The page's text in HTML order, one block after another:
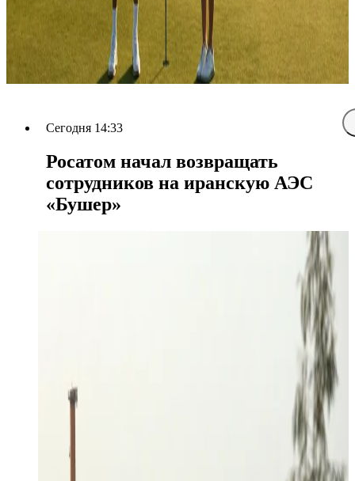
Сегодня 14:33
Росатом начал возвращать
сотрудников на иранскую АЭС
«Бушер»